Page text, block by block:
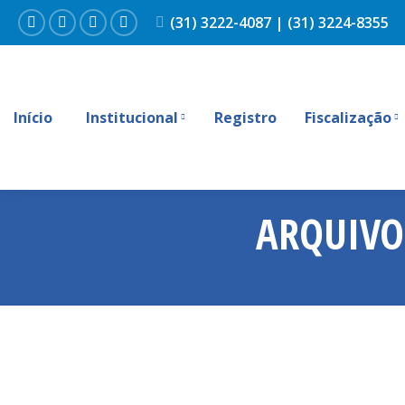
FacebookInstagram
YouTubeLinkedin
(31) 3222-4087 | (31) 3224-8355
Início Institucional Registro Fiscalização